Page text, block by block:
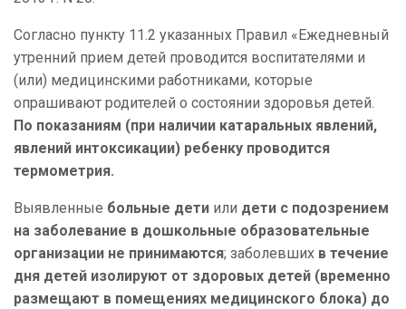
Согласно пункту 11.2 указанных Правил «Ежедневный
утренний прием детей проводится воспитателями и
(или) медицинскими работниками, которые
опрашивают родителей о состоянии здоровья детей.
По показаниям (при наличии катаральных явлений,
явлений интоксикации) ребенку проводится
термометрия.
Выявленные больные дети или дети с подозрением
на заболевание в дошкольные образовательные
организации не принимаются; заболевших в течение
дня детей изолируют от здоровых детей (временно
размещают в помещениях медицинского блока) до